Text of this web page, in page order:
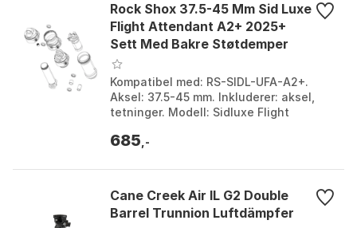
Rock Shox 37.5-45 Mm Sid Luxe
Flight Attendant A2+ 2025+
Sett Med Bakre Støtdemper
Kompatibel med: RS-SIDL-UFA-A2+.
Aksel: 37.5-45 mm. Inkluderer: aksel,
tetninger. Modell: Sidluxe Flight
Multicolor. Størrelse: On...
685 ,-
Cane Creek Air IL G2 Double
Barrel Trunnion Luftdämpfer